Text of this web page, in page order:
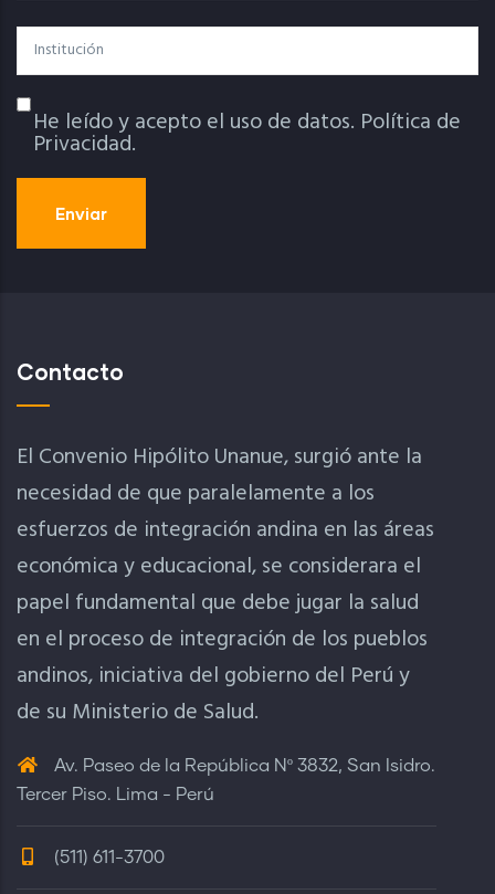
Institución
Política De Privacidad
He leído y acepto el uso de datos. Política de
Privacidad.
Contacto
El Convenio Hipólito Unanue, surgió ante la
necesidad de que paralelamente a los
esfuerzos de integración andina en las áreas
económica y educacional, se considerara el
papel fundamental que debe jugar la salud
en el proceso de integración de los pueblos
andinos, iniciativa del gobierno del Perú y
de su Ministerio de Salud.
Av. Paseo de la República Nº 3832, San Isidro.
Tercer Piso. Lima - Perú
(511) 611-3700